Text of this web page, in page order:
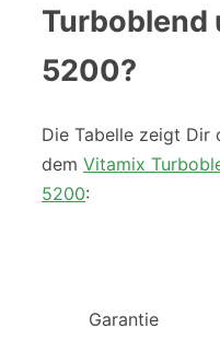
Turboblend
5200?
Die Tabelle zeigt Dir
dem Vitamix
5200:
Garantie